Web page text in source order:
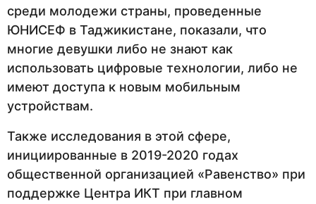
среди молодежи страны, проведенные
ЮНИСЕФ в Таджикистане, показали, что
многие девушки либо не знают как
использовать цифровые технологии, либо не
имеют доступа к новым мобильным
устройствам.
Также исследования в этой сфере,
инициированные в 2019-2020 годах
общественной организацией «Равенство» при
поддержке Центра ИКТ при главном